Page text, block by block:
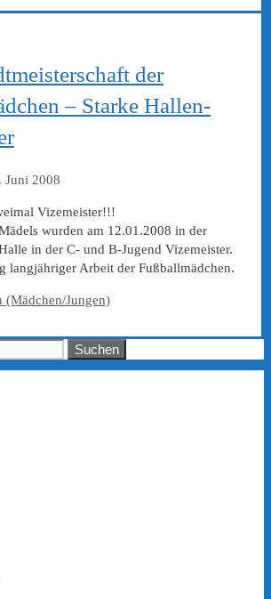
der
– Starke Hallen-
Juni 2008
Vizemeister!!!
wurden am 12.01.2008 in der
in der C- und B-Jugend Vizemeister.
langjähriger Arbeit der Fußballmädchen.
(Mädchen/Jungen)